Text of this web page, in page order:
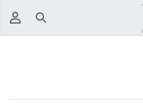
جستجو